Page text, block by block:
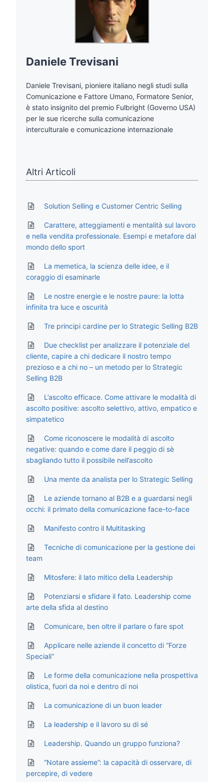
Daniele Trevisani
Daniele Trevisani, pioniere italiano negli studi sulla
Comunicazione e Fattore Umano, Formatore Senior,
è stato insignito del premio Fulbright (Governo USA)
per le sue ricerche sulla comunicazione
interculturale e comunicazione internazionale
Altri Articoli
Solution Selling e Customer Centric Selling
Carattere, atteggiamenti e mentalità sul lavoro
e nella vendita professionale. Esempi e metafore dal
mondo dello sport
La memetica, la scienza delle idee, e il
coraggio di esaminarle
Le nostre energie e le nostre paure: la lotta
infinita tra luce e oscurità
Tre principi cardine per lo Strategic Selling B2B
Due checklist per analizzare il potenziale del
cliente, capire a chi dedicare il nostro tempo
prezioso e a chi no – un metodo per lo Strategic
Selling B2B
L’ascolto efficace. Come attivare le modalità di
ascolto positive: ascolto selettivo, attivo, empatico e
simpatetico
Come riconoscere le modalità di ascolto
negative: quando e come dare il peggio di sè
sbagliando tutto il possibile nell’ascolto
Una mente da analista per lo Strategic Selling
Le aziende tornano al B2B e a guardarsi negli
occhi: il primato della comunicazione face-to-face
Manifesto contro il Multitasking
Tecniche di comunicazione per la gestione dei
team
Mitosfere: il lato mitico della Leadership
Potenziarsi e sfidare il fato. Leadership come
arte della sfida al destino
Comunicare, ben oltre il parlare o fare spot
Applicare nelle aziende il concetto di “Forze
Speciali”
Le forme della comunicazione nella prospettiva
olistica, fuori da noi e dentro di noi
La comunicazione di un buon leader
La leadership e il lavoro su di sé
Leadership. Quando un gruppo funziona?
“Notare assieme”: la capacità di osservare, di
percepire, di vedere